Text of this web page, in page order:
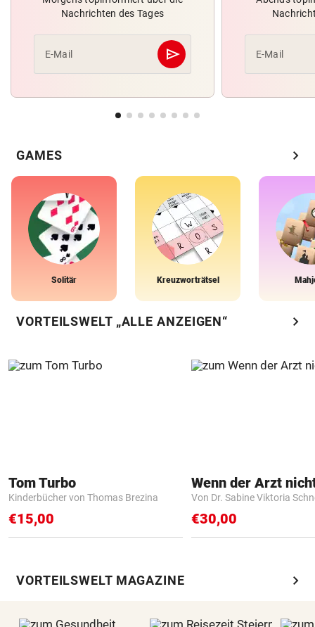
Nachrichten des Tages
E-Mail send
Abschicken E-Mail
GAMES chevron_right
Solitär Kreuzworträtsel
VORTEILSWELT „ALLE ANZEIGEN“ chevron_right
Tom Turbo
Kinderbücher von Thomas Brezina
€15,00
Von Dr. Sabine Viktoria
€30,00
VORTEILSWELT MAGAZINE chevron_right